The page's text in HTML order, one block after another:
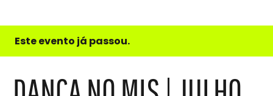
e
do
Este evento já passou.